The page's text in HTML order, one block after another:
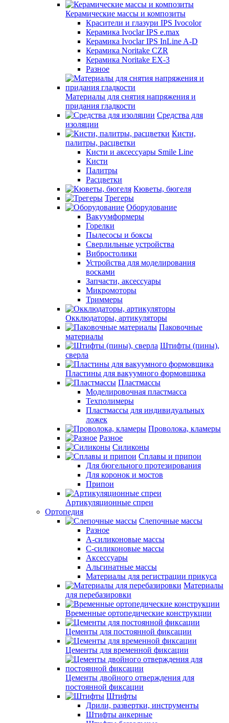
Керамические массы и композиты
Красители и глазури IPS Ivocolor
Керамика Ivoclar IPS e.max
Керамика Ivoclar IPS InLine A-D
Керамика Noritake CZR
Керамика Noritake EX-3
Разное
Материалы для снятия напряжения и
придания гладкости
Средства для
изоляции
Кисти,
палитры, расцветки
Кисти и аксессуары Smile Line
Кисти
Палитры
Расцветки
Кюветы, бюгеля
Трегеры
Оборудование
Вакуумформеры
Горелки
Пылесосы и боксы
Сверлильные устройства
Вибростолики
Устройства для моделирования
восками
Запчасти, аксессуары
Микромоторы
Триммеры
Окклюдаторы, артикуляторы
Паковочные
материалы
Штифты (пины),
сверла
Пластины для вакуумного формовщика
Пластмассы
Моделировочная пластмасса
Техполимеры
Пластмассы для индивидуальных
ложек
Проволока, кламеры
Разное
Силиконы
Сплавы и припои
Для бюгельного протезирования
Для коронок и мостов
Припои
Артикуляционные спреи
Ортопедия
Слепочные массы
Разное
А-силиконовые массы
С-силиконовые массы
Аксессуары
Альгинатные массы
Материалы для регистрации прикуса
Материалы
для перебазировки
Временные ортопедические конструкции
Цементы для постоянной фиксации
Цементы для временной фиксации
Цементы двойного отверждения для
постоянной фиксации
Штифты
Дрили, развертки, инструменты
Штифты анкерные